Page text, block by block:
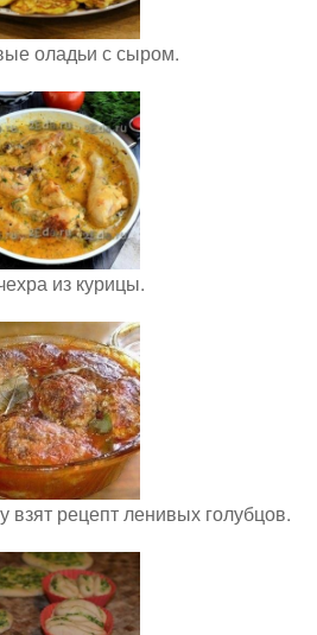
оладьи с сыром.
из курицы.
взят рецепт ленивых голубцов.